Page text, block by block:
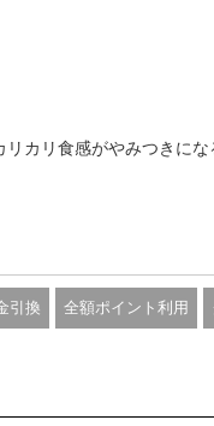
カリ食感がやみつきにな
引換 全額ポイント利用